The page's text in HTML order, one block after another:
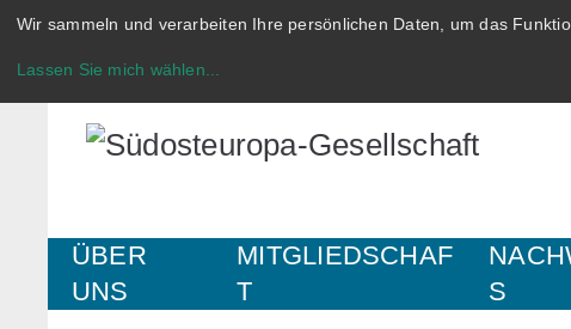
Wir sammeln und verarbeiten Ihre persönlichen Daten, um das
Lassen Sie mich wählen...
ÜBER
UNS
MITGLIEDSCHAF
T
S